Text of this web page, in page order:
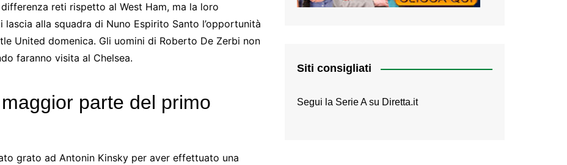
reti rispetto al West Ham, ma la loro
alla squadra di Nuno Espirito Santo l’opportunità
United domenica. Gli uomini di Roberto De Zerbi non
faranno visita al Chelsea.
parte del primo
grato ad Antonin Kinsky per aver effettuato una
Siti consigliati
Segui la Serie A su Diretta.it